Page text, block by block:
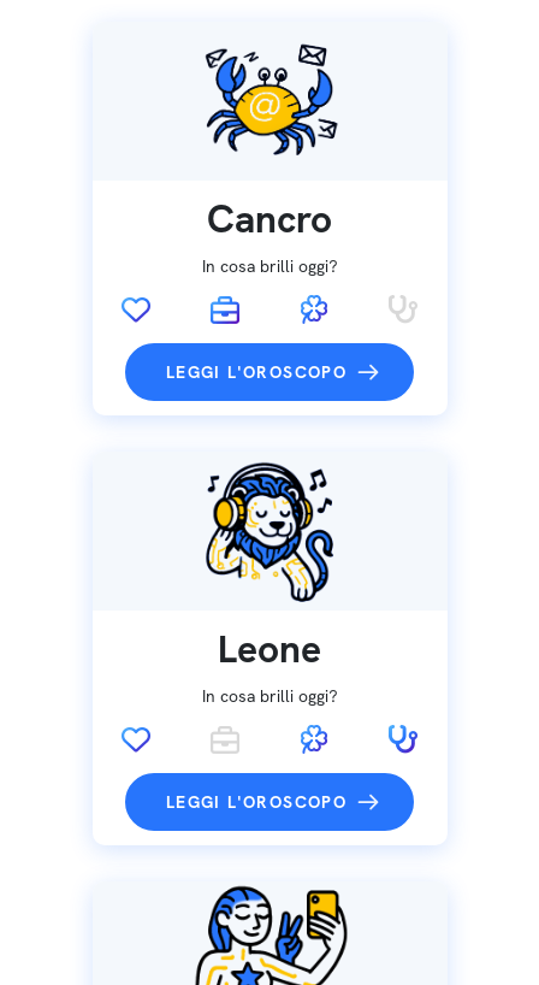
Cancro
In cosa brilli oggi?
LEGGI L'OROSCOPO
Leone
In cosa brilli oggi?
LEGGI L'OROSCOPO